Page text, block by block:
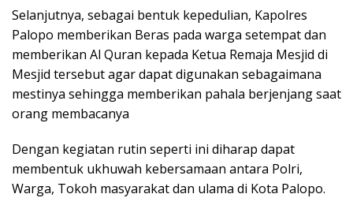
Selanjutnya, sebagai bentuk kepedulian, Kapolres
Palopo memberikan Beras pada warga setempat dan
memberikan Al Quran kepada Ketua Remaja Mesjid di
Mesjid tersebut agar dapat digunakan sebagaimana
mestinya sehingga memberikan pahala berjenjang saat
orang membacanya
Dengan kegiatan rutin seperti ini diharap dapat
membentuk ukhuwah kebersamaan antara Polri,
Warga, Tokoh masyarakat dan ulama di Kota Palopo.